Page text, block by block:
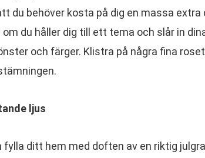
du behöver kosta på dig en massa extra
om du håller dig till ett tema och slår in
och färger. Klistra på några fina
ljus
fylla ditt hem med doften av en riktig